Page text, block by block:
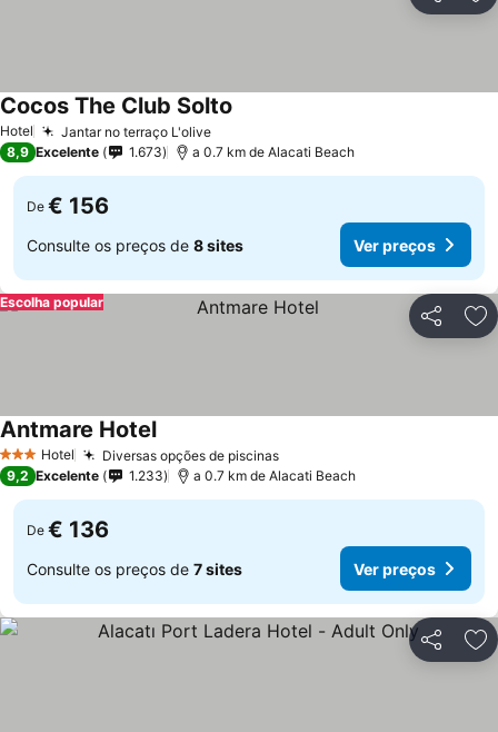
Hotel Jantar no terraço L'oliveVer preços
Cocos The Club Solto
8,9 Excelente 1.673 a 0.7 km de Alacati Beach
De € 156
Consulte os preços de 8 sites Ver preços
Partilhar
Escolha popular
3 EstrelasHotel Diversas opções de piscinasVer preços
Antmare HotelVer preços
9,2 Excelente 1.233 a 0.7 km de Alacati Beach
De € 136
Consulte os preços de 7 sites Ver preços
Partilhar